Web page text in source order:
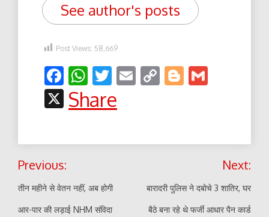
See author's posts
Post Views: 58,669
Facebook
WhatsApp
Twitter
EmailCopyBlogger
X
Share
Post
navigation
Previous:
तीन महीने से वेतन नहीं, अब होगी
आर-पार की लड़ाई NHM संविदा
Next:
बारादरी पुलिस ने दबोचे 3 शातिर, घर
बैठे बना रहे थे फर्जी आधार पैन कार्ड